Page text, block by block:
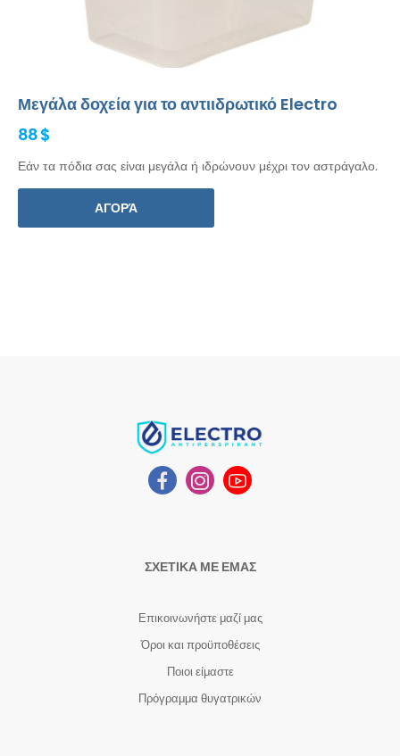
Μεγάλα δοχεία για το αντιιδρωτικό Electro
88 $
Εάν τα πόδια σας είναι μεγάλα ή ιδρώνουν μέχρι τον αστράγαλο.
ΑΓΟΡΆ
ΣΧΕΤΙΚΑ ΜΕ ΕΜΑΣ
Επικοινωνήστε μαζί μας
Όροι και προϋποθέσεις
Ποιοι είμαστε
Πρόγραμμα θυγατρικών